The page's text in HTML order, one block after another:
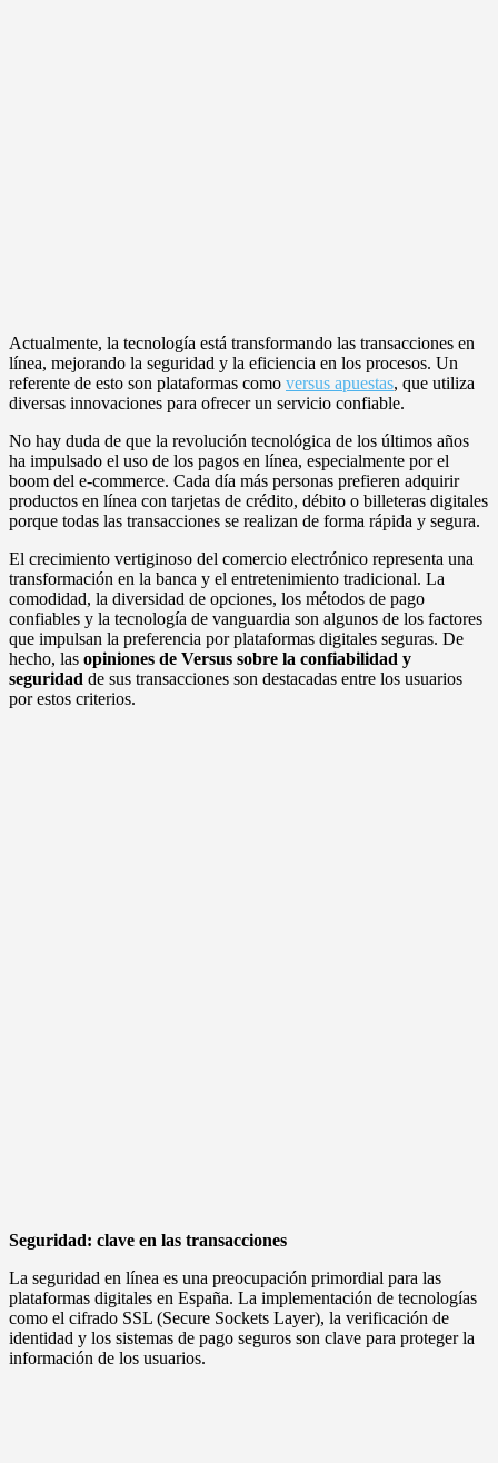
Actualmente, la tecnología está transformando las transacciones en
línea, mejorando la seguridad y la eficiencia en los procesos. Un
referente de esto son plataformas como versus apuestas, que utiliza
diversas innovaciones para ofrecer un servicio confiable.
No hay duda de que la revolución tecnológica de los últimos años
ha impulsado el uso de los pagos en línea, especialmente por el
boom del e-commerce. Cada día más personas prefieren adquirir
productos en línea con tarjetas de crédito, débito o billeteras digitales
porque todas las transacciones se realizan de forma rápida y segura.
El crecimiento vertiginoso del comercio electrónico representa una
transformación en la banca y el entretenimiento tradicional. La
comodidad, la diversidad de opciones, los métodos de pago
confiables y la tecnología de vanguardia son algunos de los factores
que impulsan la preferencia por plataformas digitales seguras. De
hecho, las opiniones de Versus sobre la confiabilidad y
seguridad de sus transacciones son destacadas entre los usuarios
por estos criterios.
Seguridad: clave en las transacciones
La seguridad en línea es una preocupación primordial para las
plataformas digitales en España. La implementación de tecnologías
como el cifrado SSL (Secure Sockets Layer), la verificación de
identidad y los sistemas de pago seguros son clave para proteger la
información de los usuarios.